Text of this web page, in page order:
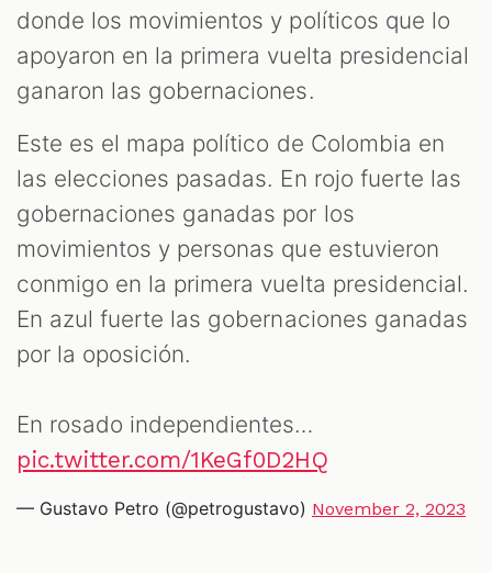
donde los movimientos y políticos que lo
apoyaron en la primera vuelta presidencial
ganaron las gobernaciones.
Este es el mapa político de Colombia en
las elecciones pasadas. En rojo fuerte las
gobernaciones ganadas por los
movimientos y personas que estuvieron
conmigo en la primera vuelta presidencial.
En azul fuerte las gobernaciones ganadas
por la oposición.
En rosado independientes…
pic.twitter.com/1KeGf0D2HQ
— Gustavo Petro (@petrogustavo) November 2, 2023